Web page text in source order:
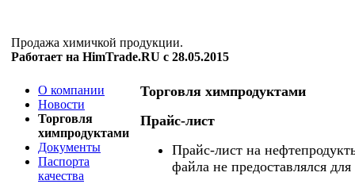
Продажа химичкой продукции.
Работает на HimTrade.RU с 28.05.2015
О компании
Новости
Торговля
химпродуктами
Документы
Паспорта
качества
Торговля химпродуктами
Прайс-лист
Прайс-лист на
файла не предоставлялся